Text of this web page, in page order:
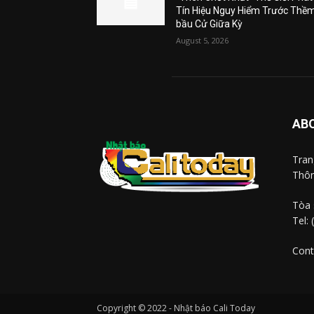
Tín Hiệu Nguy Hiểm Trước
bầu Cử Giữa Kỳ
August 5, 2026
Tòa
Copyright © 2022 - Nhật báo Cali Today